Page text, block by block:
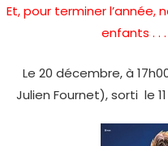
Et, pour terminer l’année,
enfants . .
Le 20 décembre, à
Julien Fournet), sorti le